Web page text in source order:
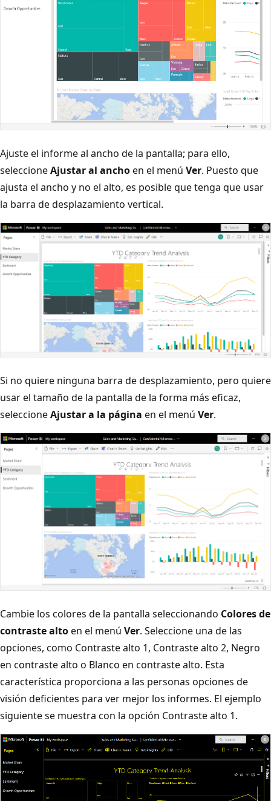
Ajuste el informe al ancho de la pantalla; para ello,
seleccioneAjustar al anchoen el menú Ver. Puesto que
ajusta el ancho y no el alto, es posible que tenga que usar
la barra de desplazamiento vertical.
Si no quiere ninguna barra de desplazamiento, pero quiere
usar el tamaño de la pantalla de la forma más eficaz,
seleccioneAjustar a la página en el menú Ver.
Cambie los colores de la pantalla seleccionando Colores de
contraste altoen el menú Ver. Seleccione una de las
opciones, como Contraste alto 1, Contraste alto 2, Negro
en contraste alto o Blanco en contraste alto. Esta
característica proporciona a las personas opciones de
visión deficientes para ver mejor los informes. El ejemplo
siguiente se muestra con la opción Contraste alto 1.